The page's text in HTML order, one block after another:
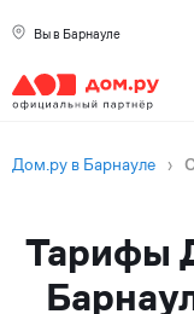
Вы в Барнауле
Дом.ру в Барнауле ›
Тарифы